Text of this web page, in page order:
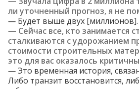
ли уточненный прогноз, я не
— Будет выше двух [миллионов].
— Сейчас все, кто занимается
сталкиваются с удорожанием
стоимости строительных
это для вас оказалось
— Это временная история,
Либо транзит восстановится,